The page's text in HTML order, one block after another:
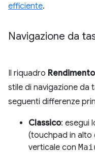
efficiente.
Navigazione da
Il riquadro Rendimento
stile di navigazione da
seguenti differenze
Classico: esegui
(touchpad in alto
verticale con